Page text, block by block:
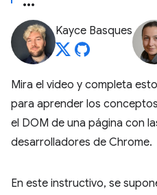
Kayce Basques
Mira el video y completa
para aprender los
el DOM de una página con
desarrolladores de Chrome.
En este instructivo, se